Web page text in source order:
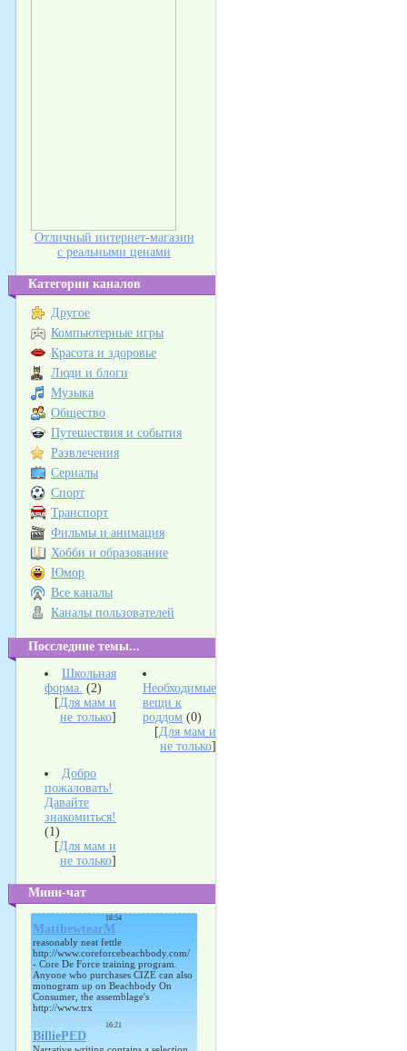
Отличный интернет-магазин
с реальными ценами
Категории каналов
Другое
Компьютерные игры
Красота и здоровье
Люди и блоги
Музыка
Общество
Путешествия и события
Развлечения
Сериалы
Спорт
Транспорт
Фильмы и анимация
Хобби и образование
Юмор
Все каналы
Каналы пользователей
Посследние темы...
Школьная
форма. (2)
[Для мам и
не только]
Необходимые
вещи к
роддом (0)
[Для мам и
не только]
Добро
пожаловать!
Давайте
знакомиться!
(1)
[Для мам и
не только]
Мини-чат